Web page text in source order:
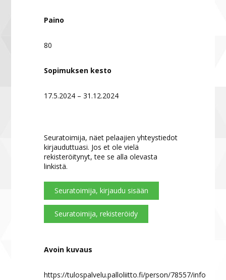
Paino
80
Sopimuksen kesto
17.5.2024 – 31.12.2024
Seuratoimija, näet pelaajien yhteystiedot
kirjauduttuasi. Jos et ole vielä
rekisteröitynyt, tee se alla olevasta
linkistä.
Seuratoimija, kirjaudu sisään
Seuratoimija, rekisteröidy
Avoin kuvaus
https://tulospalvelu.palloliitto.fi/person/78557/info